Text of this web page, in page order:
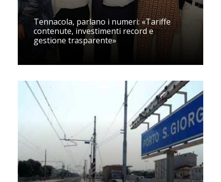
Tennacola, parlano i numeri: «Tariffe
contenute, investimenti record e
gestione trasparente»